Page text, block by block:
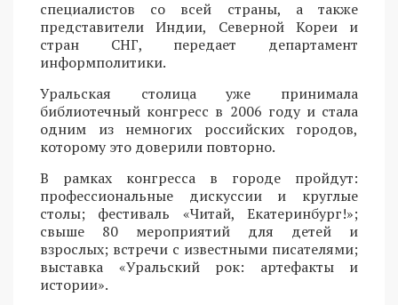
специалистов со всей страны, а также
представители Индии, Северной Кореи и
стран СНГ, передает департамент
информполитики.
Уральская столица уже принимала
библиотечный конгресс в 2006 году и стала
одним из немногих российских городов,
которому это доверили повторно.
В рамках конгресса в городе пройдут:
профессиональные дискуссии и круглые
столы; фестиваль «Читай, Екатеринбург!»;
свыше 80 мероприятий для детей и
взрослых; встречи с известными писателями;
выставка «Уральский рок: артефакты и
истории».